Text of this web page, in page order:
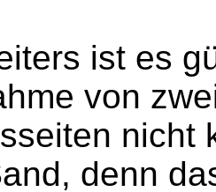
ist es
von
nicht
denn